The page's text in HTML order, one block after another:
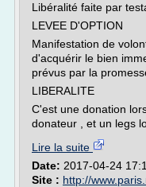
Libéralité faite par
LEVEE D'OPTION
Manifestation de
d'acquérir le bien
prévus par la
LIBERALITE
C'est une donation
donateur , et un legs
Lire la suite
Date: 2017-04-24
Site : http://